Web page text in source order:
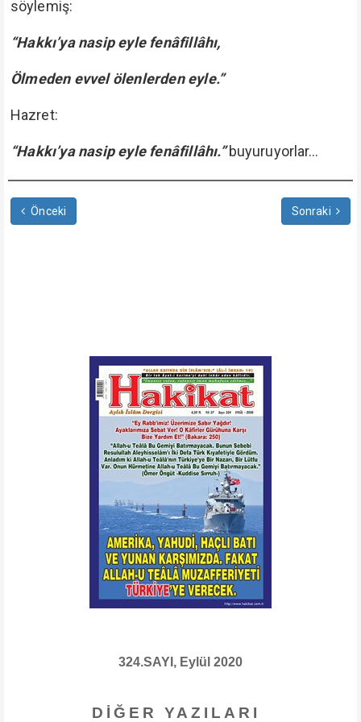
söylemiş:
“Hakkı’ya nasip eyle fenâfillâhı,
Ölmeden evvel ölenlerden eyle.”
Hazret:
“Hakkı’ya nasip eyle fenâfillâhı.”buyuruyorlar...
Önceki Sonraki
324.SAYI, Eylül 2020
DIĞER YAZILARI